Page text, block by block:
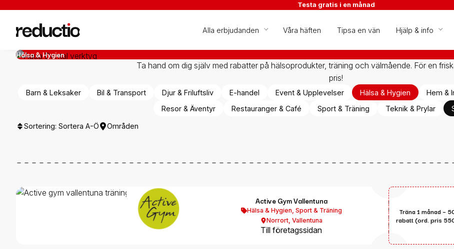
Testa gratis i en månad
Alla erbjudanden Våra häften Tipsa en vän Hjälp & info
Hälsa & Hygien
Ta hand om dig själv med rabatter på hälsoprodukter, träning och välmående. För en
pris!
Barn & Leksaker Bil & Transport Djur & Friluftsliv E-handel Event & Upplevelser Hälsa & Hygien Hem &
Resor & Äventyr
Restauranger & Café Sport & Träning Teknik & Prylar
Sortering: Sortera A-Ö Områden
Active Gym Vallentuna
Hälsa & Hygien, Sport & Träning
Norrort, Vallentuna
Till företagssidan
Träna 1 månad –
rabatt (ord. pris